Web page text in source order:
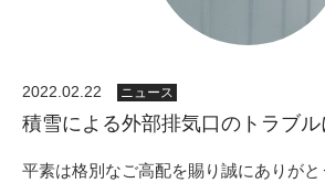
2022.02.22 ニュース
積雪による外部排気口のトラブル
平素は格別なご高配を賜り誠にありが